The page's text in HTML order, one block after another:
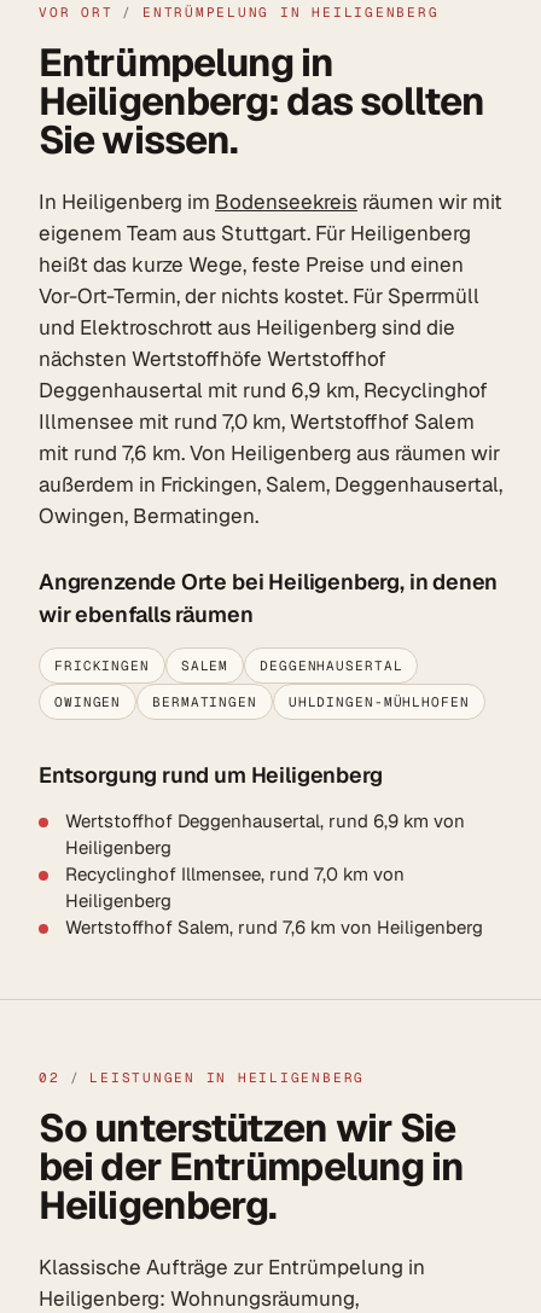
VOR ORT / ENTRÜMPELUNG IN HEILIGENBERG
Entrümpelung in
Heiligenberg: das sollten
Sie wissen.
In Heiligenberg im Bodenseekreis räumen wir mit
eigenem Team aus Stuttgart. Für Heiligenberg
heißt das kurze Wege, feste Preise und einen
Vor-Ort-Termin, der nichts kostet. Für Sperrmüll
und Elektroschrott aus Heiligenberg sind die
nächsten Wertstoffhöfe Wertstoffhof
Deggenhausertal mit rund 6,9 km, Recyclinghof
Illmensee mit rund 7,0 km, Wertstoffhof Salem
mit rund 7,6 km. Von Heiligenberg aus räumen wir
außerdem in Frickingen, Salem, Deggenhausertal,
Owingen, Bermatingen.
Angrenzende Orte bei Heiligenberg, in denen
wir ebenfalls räumen
FRICKINGEN SALEM DEGGENHAUSERTAL
OWINGEN BERMATINGEN UHLDINGEN-MÜHLHOFEN
Entsorgung rund um Heiligenberg
Wertstoffhof Deggenhausertal, rund 6,9 km von
Heiligenberg
Recyclinghof Illmensee, rund 7,0 km von
Heiligenberg
Wertstoffhof Salem, rund 7,6 km von Heiligenberg
02 / LEISTUNGEN IN HEILIGENBERG
So unterstützen wir Sie
bei der Entrümpelung in
Heiligenberg.
Klassische Aufträge zur Entrümpelung in
Heiligenberg: Wohnungsräumung,